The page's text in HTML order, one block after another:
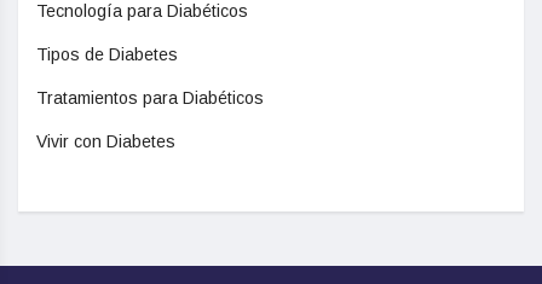
Tecnología para Diabéticos
Tipos de Diabetes
Tratamientos para Diabéticos
Vivir con Diabetes